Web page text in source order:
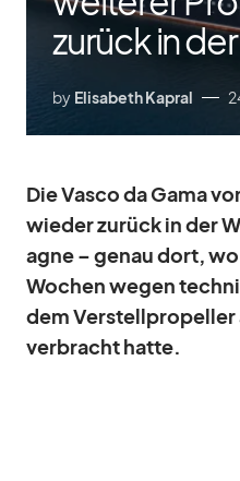
zurück in
by Elisabeth Kapral
Die Vasco da Gama
wie­der zu­rück in der
a­gne – ge­nau dort,
Wo­chen we­gen
dem
ver­bracht hatte.